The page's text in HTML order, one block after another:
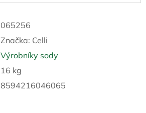
065256
Značka: Celli
Výrobníky sody
16 kg
8594216046065